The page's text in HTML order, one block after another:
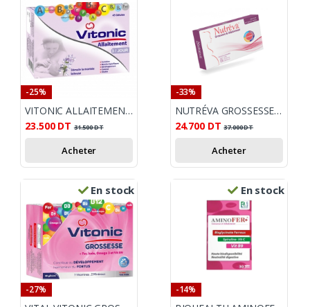
-25%
VITONIC ALLAITEMENT GELULES B45
23.500 DT 31.500DT
Acheter
-33%
NUTRÉVA GROSSESSE & ALLAITEMENT COMPLÉMENT ALIMENTAIRE
24.700 DT 37.000DT
Acheter
En stock
-27%
En stock
-14%